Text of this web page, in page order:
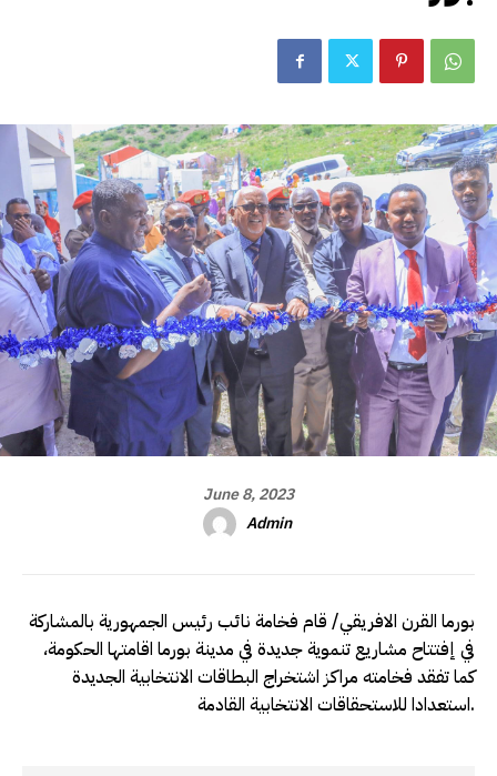
June 8, 2023
Admin
بورما القرن الافريقي/ قام فخامة نائب رئيس الجمهورية بالمشاركة
في إفتتاح مشاريع تنموية جديدة في مدينة بورما اقامتها الحكومة،
كما تفقد فخامته مراكز اشتخراج البطاقات الانتخابية الجديدة
استعدادا للاستحقاقات الانتخابية القادمة.